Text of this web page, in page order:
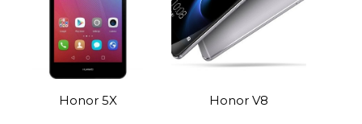
Honor 5X Honor V8